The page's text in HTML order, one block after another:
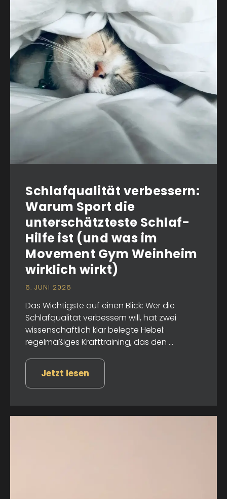
Schlafqualität verbessern:
Warum Sport die
unterschätzteste Schlaf-
Hilfe ist (und was im
Movement Gym Weinheim
wirklich wirkt)
6. JUNI 2026
Das Wichtigste auf einen Blick: Wer die
Schlafqualität verbessern will, hat zwei
wissenschaftlich klar belegte Hebel:
regelmäßiges Krafttraining, das den ...
Jetzt lesen